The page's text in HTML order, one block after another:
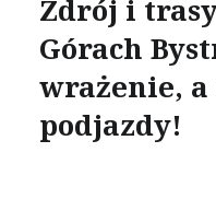
Zdrój i
Górach
wrażenie, a
podjazdy!